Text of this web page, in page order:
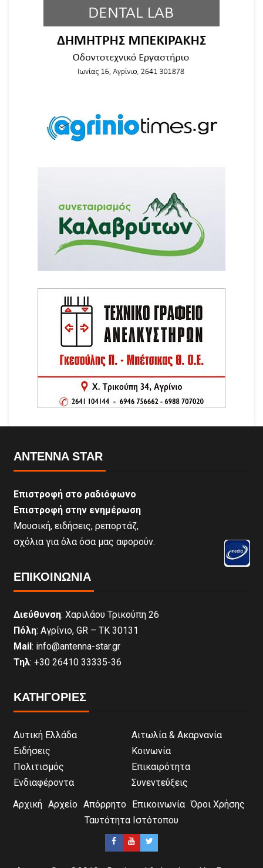
ANTENNA STAR
Επιστροφή στο ραδιόφωνο
Επιστροφή στην ενημέρωση
Μουσική, ειδήσεις, ρεπορτάζ,
σχόλια για όλα όσα μας αφορούν.
ΕΠΙΚΟΙΝΩΝΊΑ
Διεύθυνση: Χαριλάου Τρικούπη 26
Πόλη: Αγρίνιο, GR – ΤΚ 30131
Mail: info@antenna-star.gr
Τηλ: +30 26410 33335-36
ΚΑΤΗΓΟΡΙΕΣ
Δυτική Ελλάδα
Αιτωλία & Ακαρνανία
Ειδήσεις
Κοινωνία
Πολιτισμός
Επικαιρότητα
Ενδιαφέροντα
Συνεντεύξεις
Αρχική Αρχείο Απόρρητο Επικοινωνία Όροι Χρήσης
Ταυτότητα Ιστότοπου